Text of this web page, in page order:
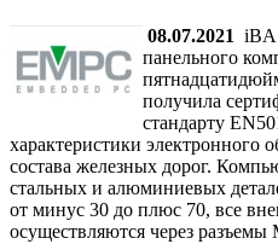
08.07.2021
панельного
получила
стандарту
характеристики электронного
состава железных дорог.
стальных и алюминиевых
от минус 30 до плюс 70, все
осуществляются через